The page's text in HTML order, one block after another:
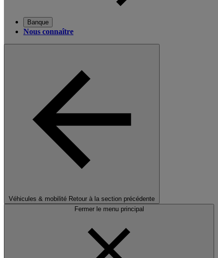
Banque
Nous connaître
Véhicules & mobilité Retour à la section précédente
Fermer le menu principal